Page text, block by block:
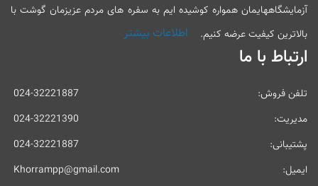
آزمایشگاههایمان همواره کوشیده ایم به سفره های مردم عزیزمان گوشت با
بالاترین کیفیت عرضه کنیم.
اطلاعات بیشتر
ارتباط با ما
تلفن فروش:
024-32221887
مدیریت:
024-32221390
پشتیبانی:
024-32221887
ایمیل:
Khorrampp@gmail.com